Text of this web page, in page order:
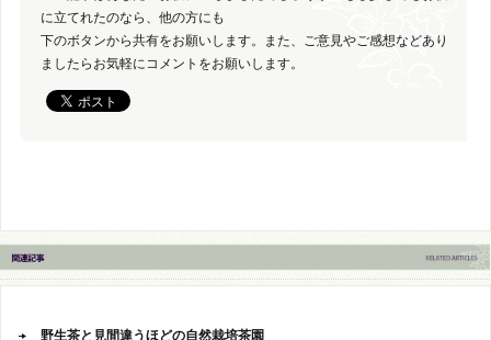
に立てれたのなら、他の方にも
下のボタンから共有をお願いします。また、ご意見やご感想などあり
ましたらお気軽にコメントをお願いします。
野生茶と見間違うほどの自然栽培茶園